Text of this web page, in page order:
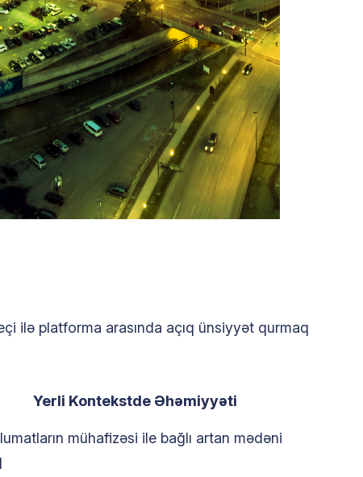
ilə platforma arasında açıq ünsiyyət qurmaq
Yerli Kontekstde Əhəmiyyəti
mühafizəsi ile bağlı artan mədəni